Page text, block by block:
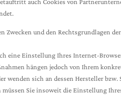
Zwecken und den Rechtsgrundlagen
eine Einstellung Ihres Internet-
hängen jedoch von Ihrem
wenden sich an dessen Hersteller
Sie insoweit die Einstellung